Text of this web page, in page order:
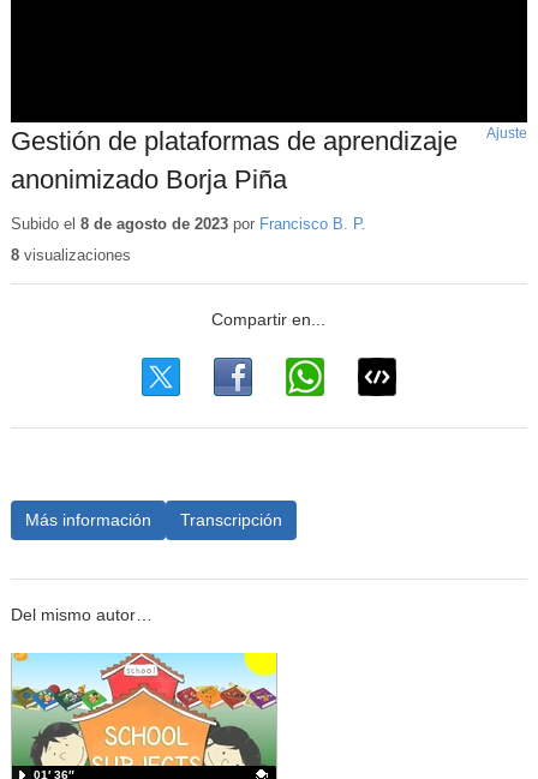
Gestión de plataformas de aprendizaje
anonimizado Borja Piña
Ajuste
Subido el 8 de agosto de 2023por Francisco B. P.
8visualizaciones
Más información Transcripción
Del mismo autor…
01′ 36″